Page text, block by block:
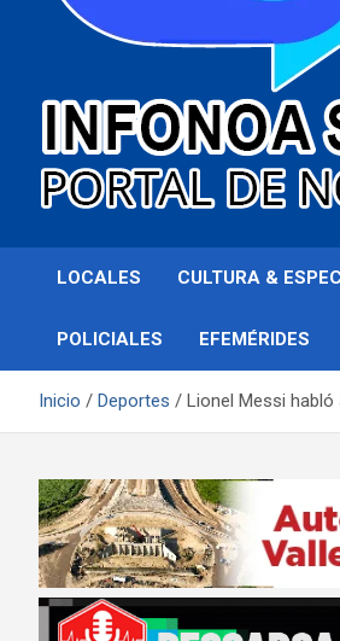
Infonoa Salta
LOCALES CULTURA &
POLICIALES EFEMÉRIDES
Inicio Deportes Lionel Messi